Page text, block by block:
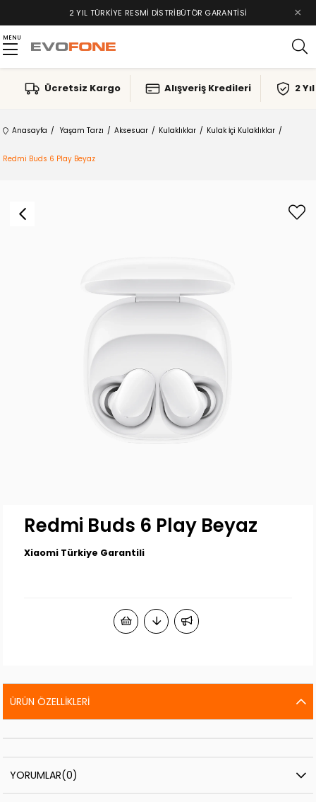
2 YIL TÜRKIYE RESMI DISTRIBÜTÖR GARANTISI ×
MENU
Ücretsiz Kargo Alışveriş Kredileri 2
Anasayfa Yaşam Tarzı Aksesuar Kulaklıklar Kulak İçi Kulaklıklar
Redmi Buds 6 Play Beyaz
Redmi Buds 6 Play Beyaz
Xiaomi Türkiye Garantili
ÜRÜN ÖZELLIKLERI
YORUMLAR(0)